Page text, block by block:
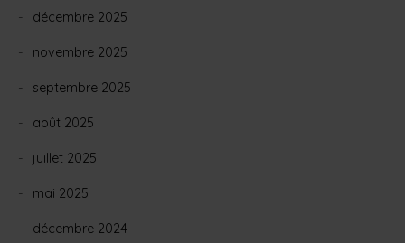
décembre 2025
novembre 2025
septembre 2025
août 2025
juillet 2025
mai 2025
décembre 2024